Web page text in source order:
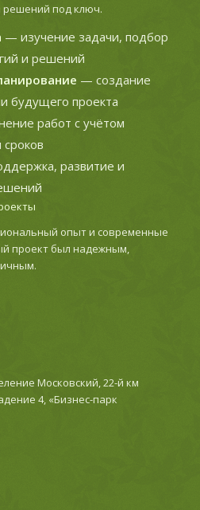
решений под ключ.
— изучение задачи, подбор
и решений
— создание
будущего проекта
работ с учётом
сроков
развитие и
опыт и современные
проект был надежным,
Московский, 22-й км
4, «Бизнес-парк